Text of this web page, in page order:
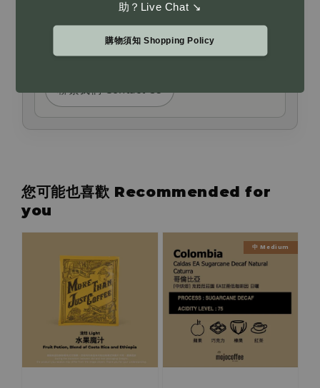
助？Live Chat ↘
購物須知 Shopping Policy
購物須知 Shopping Policy
聯繫我們 Contact Us
您可能也喜歡 Recommended for
you
中 Medium